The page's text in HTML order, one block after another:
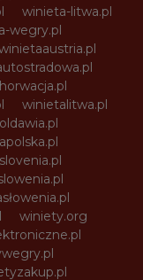
winieta-litwa.pl
wegry.pl
winietalitwa.pl
winiety.org